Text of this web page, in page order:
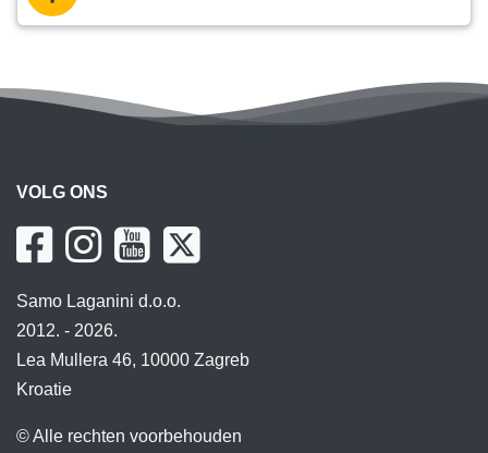
VOLG ONS
Samo Laganini d.o.o.
2012. - 2026.
Lea Mullera 46, 10000 Zagreb
Kroatie
© Alle rechten voorbehouden